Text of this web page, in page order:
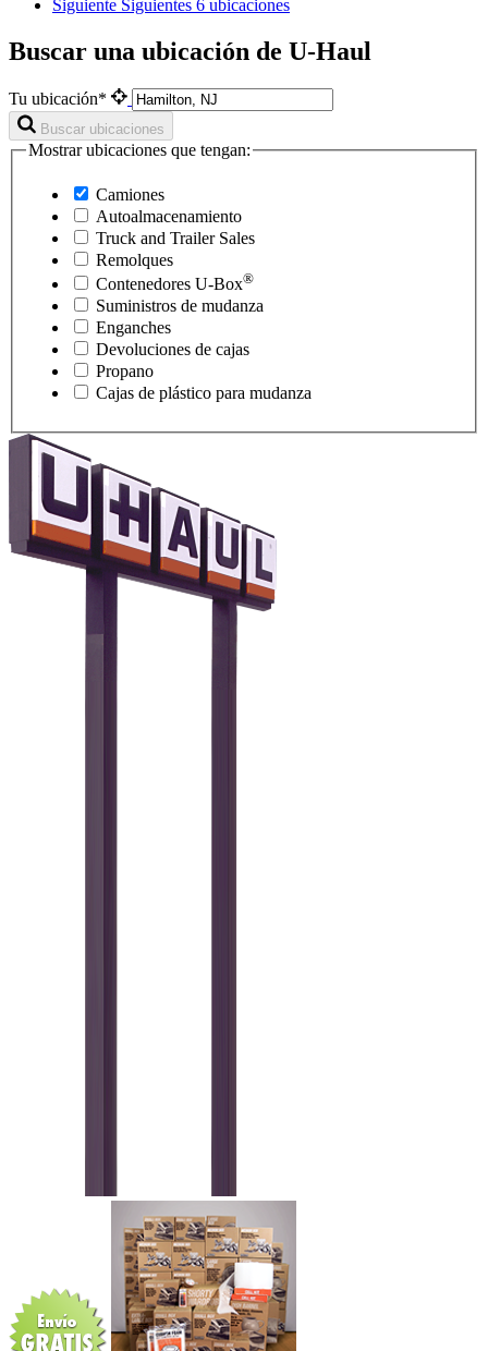
Siguiente Siguientes 6 ubicaciones
Buscar una ubicación de U-Haul
Tu ubicación*
Buscar ubicaciones
Mostrar ubicaciones que tengan:
Camiones
Autoalmacenamiento
Truck and Trailer Sales
Remolques
Contenedores U-Box®
Suministros de mudanza
Enganches
Devoluciones de cajas
Propano
Cajas de plástico para mudanza